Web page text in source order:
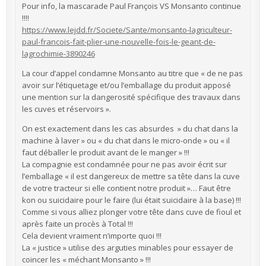
Pour info, la mascarade Paul François VS Monsanto continue
!!!!
https://www.lejdd.fr/Societe/Sante/monsanto-lagriculteur-
paul-francois-fait-plier-une-nouvelle-fois-le-geant-de-
lagrochimie-3890246
La cour d’appel condamne Monsanto au titre que « de ne pas
avoir sur l’étiquetage et/ou l’emballage du produit apposé
une mention sur la dangerosité spécifique des travaux dans
les cuves et réservoirs ».
On est exactement dans les cas absurdes » du chat dans la
machine à laver » ou « du chat dans le micro-onde » ou « il
faut déballer le produit avant de le manger » !!!
La compagnie est condamnée pour ne pas avoir écrit sur
l’emballage « il est dangereux de mettre sa tête dans la cuve
de votre tracteur si elle contient notre produit »… Faut être
kon ou suicidaire pour le faire (lui était suicidaire à la base) !!!
Comme si vous alliez plonger votre tête dans cuve de fioul et
après faite un procès à Total !!!
Cela devient vraiment n’importe quoi !!!
La « justice » utilise des arguties minables pour essayer de
coincer les « méchant Monsanto » !!!